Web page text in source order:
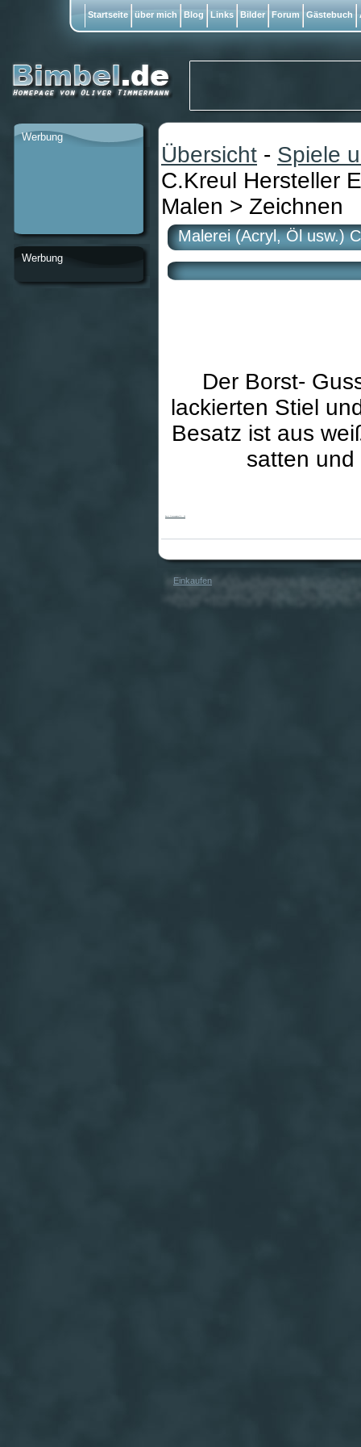
Übersicht - Spiele
C.Kreul Hersteller
Malen > Zeichnen
Malerei (Acryl, Öl usw.)
Der Borst-
lackierten Stiel
Besatz ist aus
satten
Einkaufen
Werbung
Werbung
Startseite über mich Blog Links Bilder Forum Gästebuch